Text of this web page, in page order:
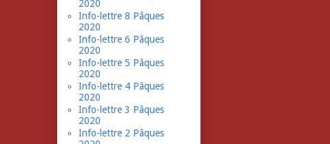
2020
Info-lettre 8 Pâques
2020
Info-lettre 6 Pâques
2020
Info-lettre 5 Pâques
2020
Info-lettre 4 Pâques
2020
Info-lettre 3 Pâques
2020
Info-lettre 2 Pâques